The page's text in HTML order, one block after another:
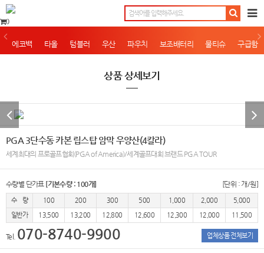
0
에코백 타올 텀블러 우산 파우치 보조배터리 물티슈 구급함
상품 상세보기
PGA 3단수동 카본 립스탑 암막 우양산(4칼라)
세계최대의 프로골프협회(PGA of America)/세계골프대회 브랜드 PGA TOUR
수량별 단가표 [기본수량 : 100개] [단위 : 개/원]
수 량 100 200 300 500 1,000 2,000
5,000
일반가
13,500 13,200 12,800 12,600 12,300 12,000 11,500
Tel. 070-8740-9900 업체상품 전체보기